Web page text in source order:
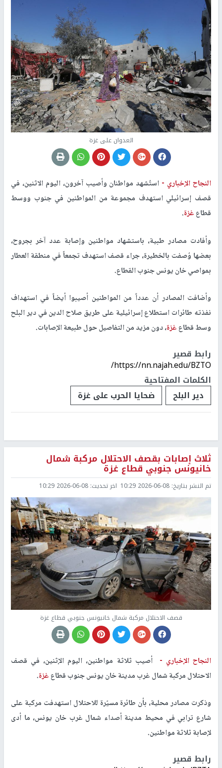
العدوان على غزة
النجاح الإخباري - استُشهد مواطنان وأصيب آخرون، اليوم الاثنين، في
قصف إسرائيلي استهدف مجموعة من المواطنين في جنوب ووسط
قطاعغزة.
وأفادت مصادر طبية، باستشهاد مواطنين وإصابة عدد آخر بجروح،
بعضها وُصفت بالخطيرة، جراء قصف استهدف تجمعاً في منطقة العطار
بمواصي خان يونس جنوب القطاع.
وأضافت المصادر أن عدداً من المواطنين أصيبوا أيضاً في استهداف
نفذته طائرات استطلاع إسرائيلية على طريق صلاح الدين في دير البلح
وسط قطاعغزة، دون مزيد من التفاصيل حول طبيعة الإصابات.
رابط قصير
https://nn.najah.edu/BZTO/
الكلمات المفتاحية
دير البلح
ضحايا الحرب على غزة
ثلاث إصابات بقصف الاحتلال مركبة شمال
خانيونس جنوبي قطاع غزة
تم النشر بتاريخ: 2026-06-08 10:29 اخر تحديث: 2026-06-08 10:29
قصف الاحتلال مركبة شمال خانيونس جنوبي قطاع غزة
النجاح الإخباري - أصيب ثلاثة مواطنين، اليوم الإثنين، في قصف
الاحتلال مركبة شمال غرب مدينة خان يونس جنوب قطاعغزة.
وذكرت مصادر محلية، بأن طائرة مسيّرة للاحتلال استهدفت مركبة على
شارع ترابي في محيط مدينة أصداء شمال غرب خان يونس، ما أدى
لإصابة ثلاثة مواطنين.
رابط قصير